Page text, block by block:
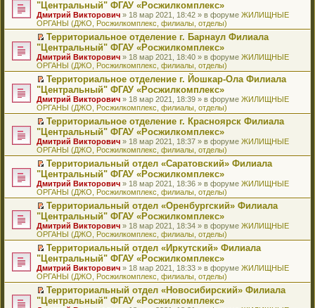
н
и
ю
о
о
б
щ
е
н
и
ю
н
о
м
у
с
о
о
б
щ
е
н
и
ю
ч
и
т
а
н
н
о
м
у
с
о
о
б
щ
е
н
и
ю
н
е
п
р
о
ч
и
т
а
н
н
о
м
у
с
о
о
б
щ
е
н
и
ю
р
в
о
м
у
н
е
п
р
о
ч
и
т
а
н
н
о
м
у
с
о
о
б
щ
е
н
и
ю
т
и
к
п
е
р
в
о
м
у
н
е
п
р
о
ч
и
т
а
н
н
о
м
у
с
о
о
б
щ
е
н
и
ю
П
е
р
е
й
т
и
к
п
е
р
в
о
м
у
н
е
п
р
о
ч
и
т
а
н
н
о
м
у
с
о
о
б
щ
е
н
и
"Центральный" ФГАУ «Росжилкомплекс»
Дмитрий Викторович » 18 мар 2021, 18:42 » в форуме ЖИЛИЩНЫЕ
ОРГАНЫ (ДЖО, Росжилкомплекс, филиалы, отделы)
П
е
р
е
й
т
и
к
п
е
р
в
о
м
у
н
е
п
р
о
ч
и
т
а
н
н
о
м
у
с
о
о
Территориальное отделение г. Барнаул Филиала
"Центральный" ФГАУ «Росжилкомплекс»
Дмитрий Викторович » 18 мар 2021, 18:40 » в форуме ЖИЛИЩНЫЕ
ОРГАНЫ (ДЖО, Росжилкомплекс, филиалы, отделы)
П
е
р
е
й
т
и
к
п
е
р
в
о
м
у
н
е
п
р
о
ч
и
т
а
н
н
о
Территориальное отделение г. Йошкар-Ола Филиала
"Центральный" ФГАУ «Росжилкомплекс»
Дмитрий Викторович » 18 мар 2021, 18:39 » в форуме ЖИЛИЩНЫЕ
ОРГАНЫ (ДЖО, Росжилкомплекс, филиалы, отделы)
П
е
р
е
й
т
и
к
п
е
р
в
о
м
у
н
е
п
р
о
ч
и
Территориальное отделение г. Красноярск Филиала
"Центральный" ФГАУ «Росжилкомплекс»
Дмитрий Викторович » 18 мар 2021, 18:37 » в форуме ЖИЛИЩНЫЕ
ОРГАНЫ (ДЖО, Росжилкомплекс, филиалы, отделы)
П
е
р
е
й
т
и
к
п
е
р
в
о
м
у
н
е
Территориальный отдел «Саратовский» Филиала
"Центральный" ФГАУ «Росжилкомплекс»
Дмитрий Викторович » 18 мар 2021, 18:36 » в форуме ЖИЛИЩНЫЕ
ОРГАНЫ (ДЖО, Росжилкомплекс, филиалы, отделы)
П
е
р
е
й
т
и
к
п
е
р
в
Территориальный отдел «Оренбургский» Филиала
"Центральный" ФГАУ «Росжилкомплекс»
Дмитрий Викторович » 18 мар 2021, 18:34 » в форуме ЖИЛИЩНЫЕ
ОРГАНЫ (ДЖО, Росжилкомплекс, филиалы, отделы)
П
е
р
е
й
т
и
Территориальный отдел «Иркутский» Филиала
"Центральный" ФГАУ «Росжилкомплекс»
Дмитрий Викторович » 18 мар 2021, 18:33 » в форуме ЖИЛИЩНЫЕ
ОРГАНЫ (ДЖО, Росжилкомплекс, филиалы, отделы)
П
е
Территориальный отдел «Новосибирский» Филиала
"Центральный" ФГАУ «Росжилкомплекс»